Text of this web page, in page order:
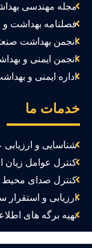
مجله مهندسی
فصلنامه بهداشت و
انجمن بهداشت صنعتی
انجمن ایمنی و بهداشت
اداره ایمنی و بهداشت
ما
شناسایی و ارزیابی
کنترل عوامل زیان
کنترل صدای محیط
ارزیابی و استقرار
تهیه برگه های